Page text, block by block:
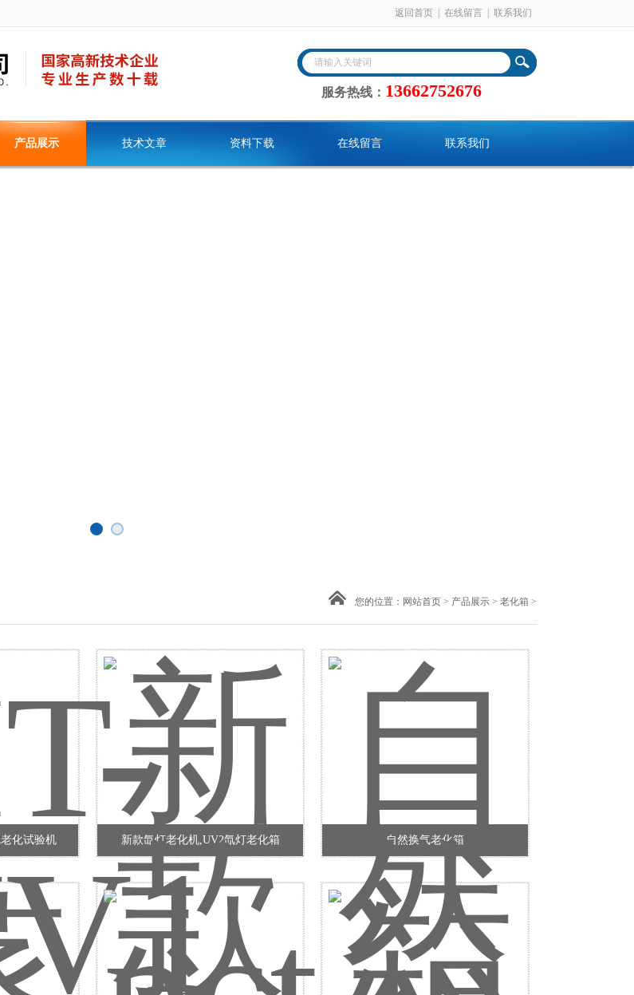
返回首页 在线留言 联系我们
服务热线： 13662752676
产品展示 技术文章 资料下载 在线留言 联系我们
您的位置： 网站首页 > 产品展示 > 老化箱 >
化试验机 新款氙灯老化机,UV2氙灯老化箱 自然换气老化箱